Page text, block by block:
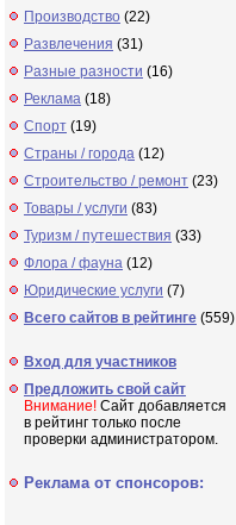
Производство (22)
Развлечения (31)
Разные разности (16)
Реклама (18)
Спорт (19)
Страны / города (12)
Строительство / ремонт (23)
Товары / услуги (83)
Туризм / путешествия (33)
Флора / фауна (12)
Юридические услуги (7)
Всего сайтов в рейтинге (559)
Вход для участников
Предложить свой сайт
Внимание! Сайт добавляется
в рейтинг только после
проверки администратором.
Реклама от спонсоров: